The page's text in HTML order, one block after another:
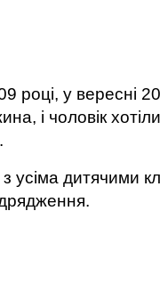
році, у вересні
і чоловік
усіма дитячими